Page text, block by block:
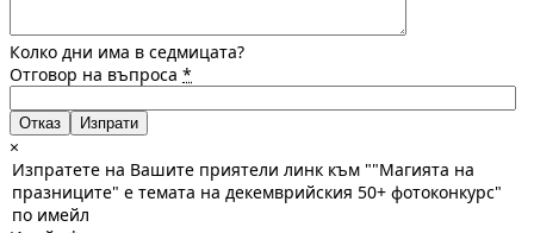
Колко дни има в седмицата?
Отговор на въпроса *
Отказ
×
Изпратете на Вашите приятели линк към ""Магията на
празниците" е темата на декемврийския 50+ фотоконкурс"
по имейл